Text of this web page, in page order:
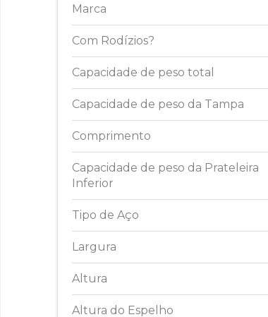
Marca
Com Rodízios?
Capacidade de peso total
Capacidade de peso da Tampa
Comprimento
Capacidade de peso da Prateleira
Inferior
Tipo de Aço
Largura
Altura
Altura do Espelho